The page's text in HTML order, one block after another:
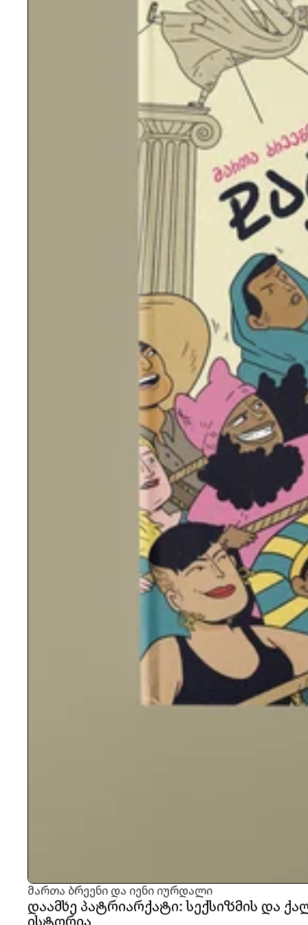
მართა ბრეენი და იენი იურდალი
დაამხე პატრიარქატი: სექსიზმის და
ისტორია